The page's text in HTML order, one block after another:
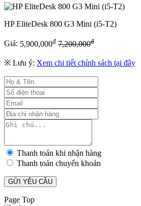
HP EliteDesk 800 G3 Mini (i5-T2)
Giá: 5,900,000đ 7,200,000đ
※ Lưu ý: Xem chi tiết chính sách tại đây
Thanh toán khi nhận hàng
Thanh toán chuyển khoản
GỬI YÊU CẦU
Page Top